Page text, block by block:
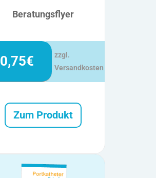
Beratungsflyer
0,75€
zzgl.
Versandkosten
Zum Produkt